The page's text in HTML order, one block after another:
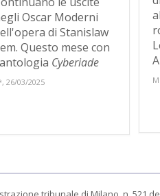
Oscar Moderni
di Stanislaw
Questo mese con
Cyberiade
26/03/2025